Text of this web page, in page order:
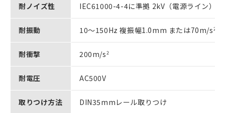
耐ノイズ性 IEC61000-4-4に準拠 2kV（電源ライン）
耐振動 10～150Hz 複振幅1.0mm または70m/s2
耐衝撃 200m/s2
耐電圧 AC500V
取りつけ方法 DIN35mmレール取りつけ